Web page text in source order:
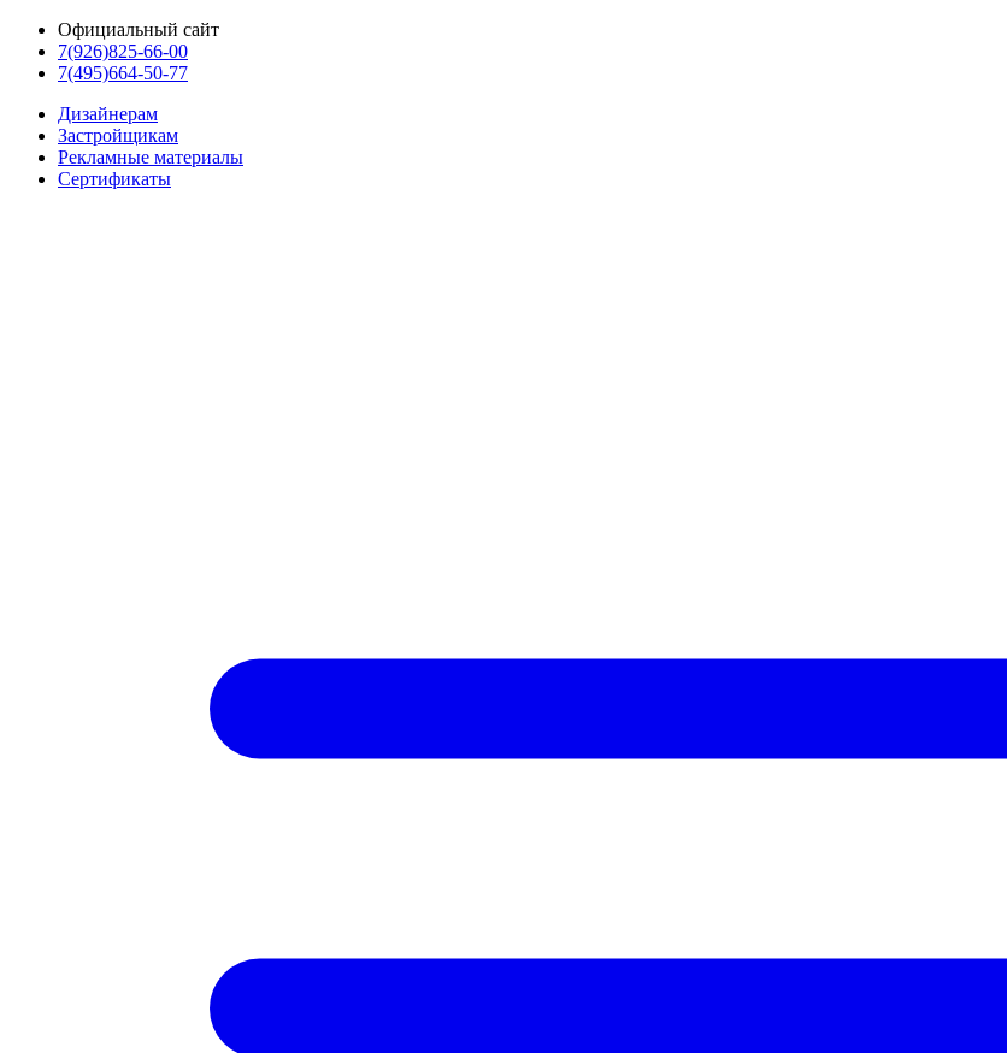
Официальный сайт
7(926)825-66-00
7(495)664-50-77
Дизайнерам
Застройщикам
Рекламные материалы
Сертификаты